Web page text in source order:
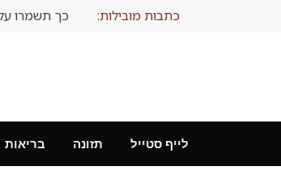
כתבות מובילות: כך תשמרו
לייף סטייל תזונה בריאות